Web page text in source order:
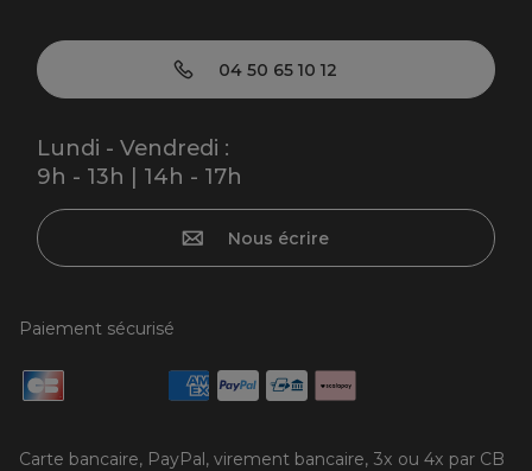
04 50 65 10 12
Lundi - Vendredi :
9h - 13h | 14h - 17h
Nous écrire
Paiement sécurisé
Carte bancaire, PayPal, virement bancaire, 3x ou 4x par CB